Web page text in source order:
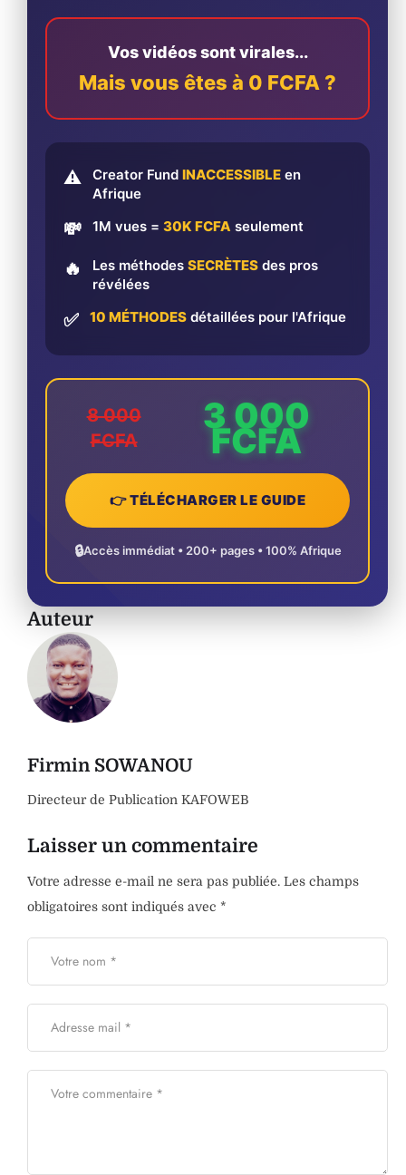
Vos vidéos sont virales...
Mais vous êtes à 0 FCFA ?
⚠️ Creator Fund INACCESSIBLE en
Afrique
💸 1M vues = 30K FCFA seulement
🔥 Les méthodes SECRÈTES des pros
révélées
✅ 10 MÉTHODES détaillées pour l'Afrique
8 000
FCFA
3 000
FCFA
👉 TÉLÉCHARGER LE GUIDE
🔒Accès immédiat • 200+ pages • 100% Afrique
Auteur
Firmin SOWANOU
Directeur de Publication KAFOWEB
Laisser un commentaire
Votre adresse e-mail ne sera pas publiée. Les champs
obligatoires sont indiqués avec *